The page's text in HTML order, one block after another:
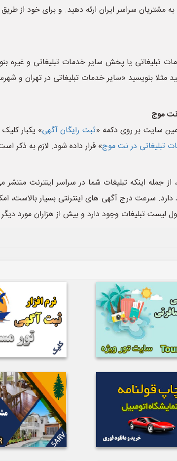
مشتریان سراسر ایران ارئه دهید. و برای خود از
تبلیغاتی یا پخش سایر خدمات تبلیغاتی و غیره
مثلا بنویسید «سایر خدمات تبلیغاتی در تهران و
نت موج
سایت بر روی دکمه «ثبت رایگان آگهی» یکبار
تبلیغاتی در نت موج» قرار داده شود. لازم به ذکر
از جمله اینکه تبلیغات شما در سراسر اینترنت
سرعت درج آگهی های اینترنتی بسیار بالاست،
لیست تبلیغات وجود دارد و بیش از هزاران مورد دیگر